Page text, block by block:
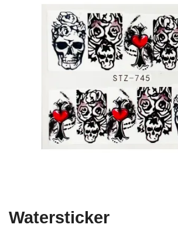
Watersticker